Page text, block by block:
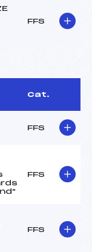
FFS
Cat.
FFS
FFS
FFS